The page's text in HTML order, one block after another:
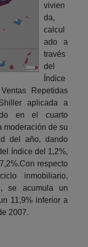
vivien
da,
calcul
ado a
través
del
Índice
Repetidas
aplicada a
en el cuarto
moderación de su
del año, dando
índice del 1,2%,
respecto
inmobiliario,
se acumula un
11,9% inferior a
2007.